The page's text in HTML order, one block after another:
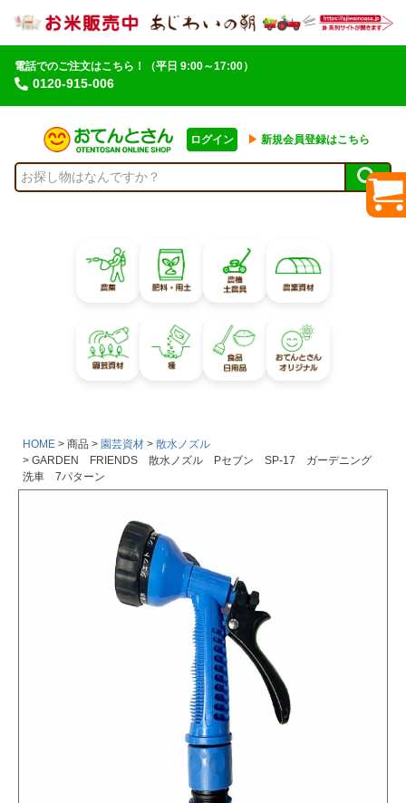
電話でのご注文はこちら！
0120-915-006
（平日 9:00～17:00）
ログイン ▶︎ 新規会員登録はこちら
HOME 商品 園芸資材
散水ノズル
GARDEN FRIENDS 散水ノズル Pセブン SP-17 ガーデニング
洗車 7パターン